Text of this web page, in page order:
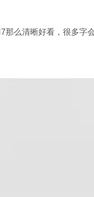
么清晰好看，很多字